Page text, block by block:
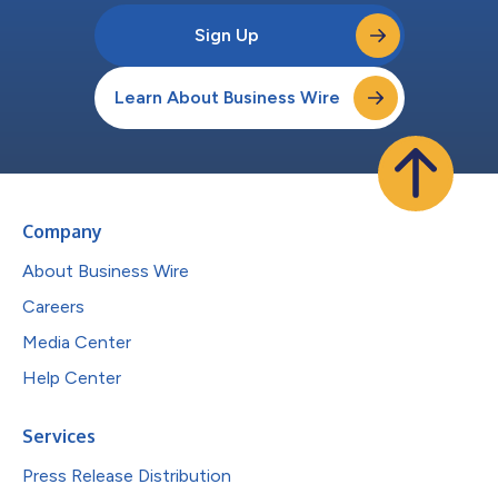
Sign Up
Learn About Business Wire
Company
About Business Wire
Careers
Media Center
Help Center
Services
Press Release Distribution